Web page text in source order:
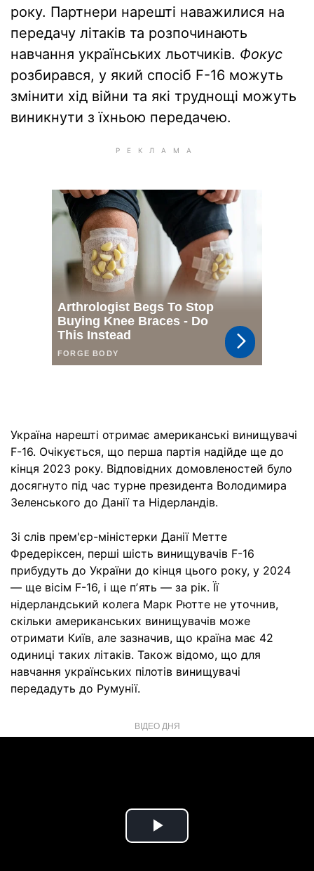
року. Партнери нарешті наважилися на
передачу літаків та розпочинають
навчання українських льотчиків. Фокус
розбирався, у який спосіб F-16 можуть
змінити хід війни та які труднощі можуть
виникнути з їхньою передачею.
Україна нарешті отримає американські винищувачі
F-16. Очікується, що перша партія надійде ще до
кінця 2023 року. Відповідних домовленостей було
досягнуто під час турне президента Володимира
Зеленського до Данії та Нідерландів.
Зі слів прем'єр-міністерки Данії Метте
Фредеріксен, перші шість винищувачів F-16
прибудуть до України до кінця цього року, у 2024
— ще вісім F-16, і ще пʼять — за рік. Її
нідерландський колега Марк Рютте не уточнив,
скільки американських винищувачів може
отримати Київ, але зазначив, що країна має 42
одиниці таких літаків. Також відомо, що для
навчання українських пілотів винищувачі
передадуть до Румунії.
ВІДЕО ДНЯ
Play